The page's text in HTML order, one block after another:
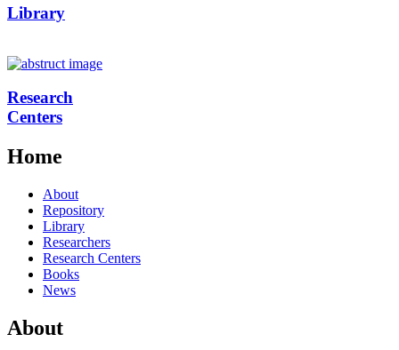
Library
Research
Centers
Home
About
Repository
Library
Researchers
Research Centers
Books
News
About